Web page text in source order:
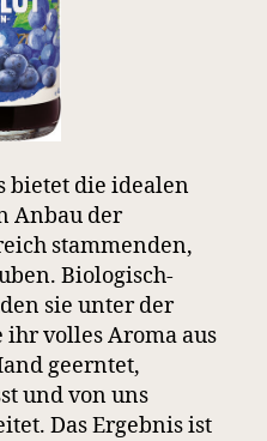
bietet die idealen
Anbau der
stammenden,
Biologisch-
sie unter der
volles Aroma aus
geerntet,
und von uns
Das Ergebnis ist